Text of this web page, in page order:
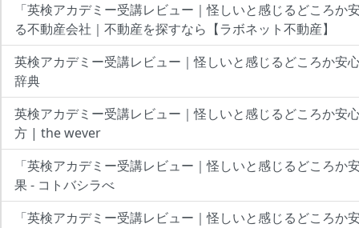
「英検アカデミー受講レビュー｜怪しいと感じるどころか
る不動産会社｜不動産を探すなら【ラボネット不動産】
英検アカデミー受講レビュー｜怪しいと感じるどころか安
辞典
英検アカデミー受講レビュー｜怪しいと感じるどころか安
方 | the wever
「英検アカデミー受講レビュー｜怪しいと感じるどころか
果 - コトバシラべ
「英検アカデミー受講レビュー｜怪しいと感じるどころか